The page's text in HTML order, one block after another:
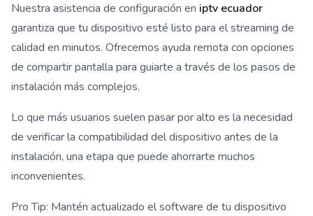
Nuestra asistencia de configuración en iptv ecuador
garantiza que tu dispositivo esté listo para el streaming de
calidad en minutos. Ofrecemos ayuda remota con opciones
de compartir pantalla para guiarte a través de los pasos de
instalación más complejos.
Lo que más usuarios suelen pasar por alto es la necesidad
de verificar la compatibilidad del dispositivo antes de la
instalación, una etapa que puede ahorrarte muchos
inconvenientes.
Pro Tip: Mantén actualizado el software de tu dispositivo